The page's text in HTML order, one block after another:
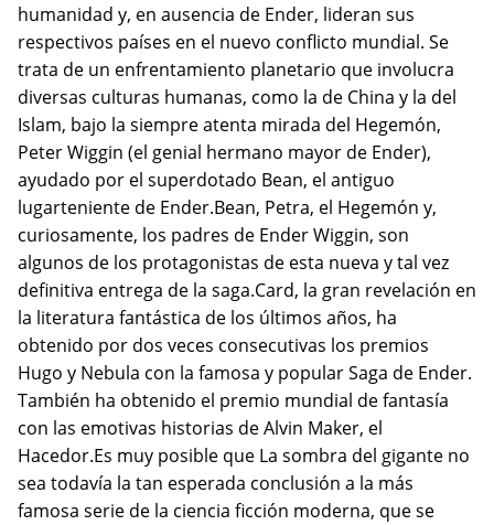
humanidad y, en ausencia de Ender, lideran sus
respectivos países en el nuevo conflicto mundial. Se
trata de un enfrentamiento planetario que involucra
diversas culturas humanas, como la de China y la del
Islam, bajo la siempre atenta mirada del Hegemón,
Peter Wiggin (el genial hermano mayor de Ender),
ayudado por el superdotado Bean, el antiguo
lugarteniente de Ender.Bean, Petra, el Hegemón y,
curiosamente, los padres de Ender Wiggin, son
algunos de los protagonistas de esta nueva y tal vez
definitiva entrega de la saga.Card, la gran revelación en
la literatura fantástica de los últimos años, ha
obtenido por dos veces consecutivas los premios
Hugo y Nebula con la famosa y popular Saga de Ender.
También ha obtenido el premio mundial de fantasía
con las emotivas historias de Alvin Maker, el
Hacedor.Es muy posible que La sombra del gigante no
sea todavía la tan esperada conclusión a la más
famosa serie de la ciencia ficción moderna, que se